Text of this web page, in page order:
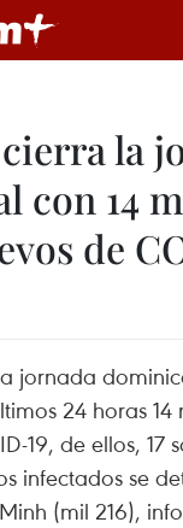
la
con 14
de
jornada
24 horas 14
19, de ellos, 17
infectados se
(mil 216),